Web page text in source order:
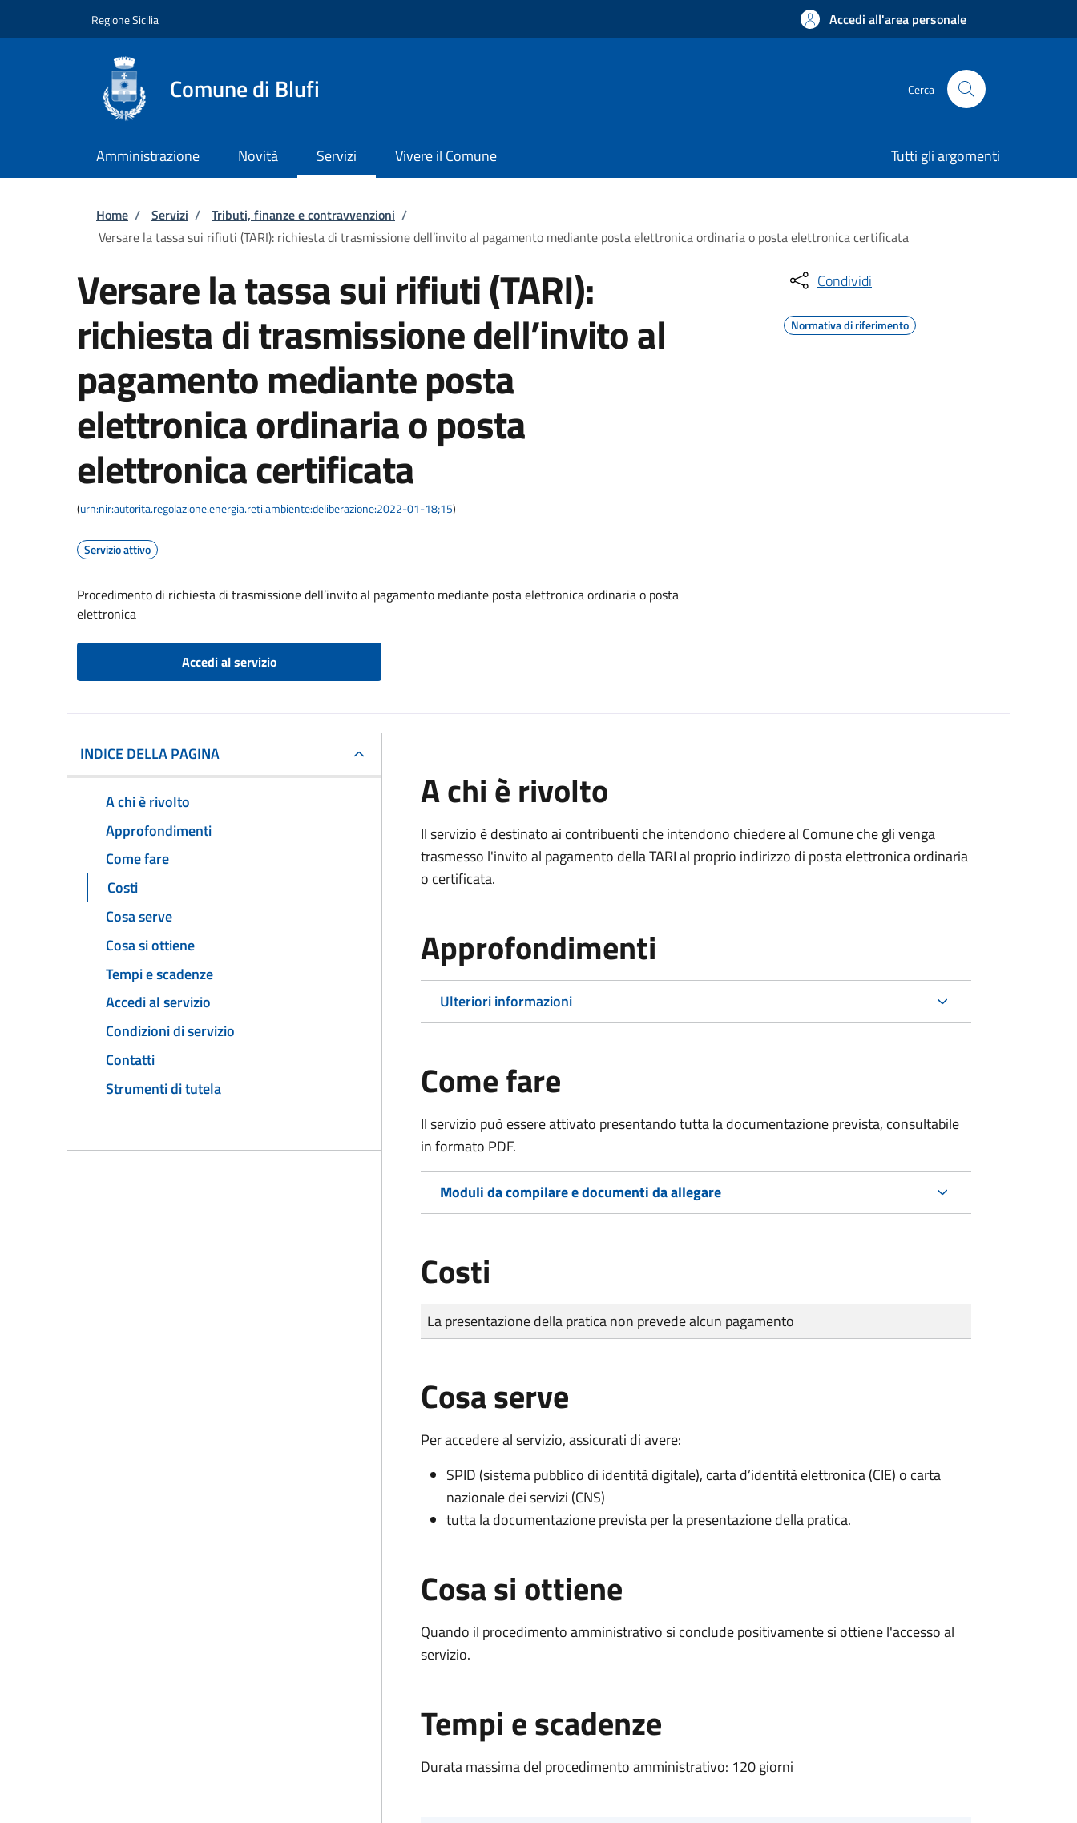
Regione Sicilia Accedi all'area personale
Comune di Blufi Cerca
Amministrazione Novità Servizi Vivere il Comune Tutti gli argomenti
Briciole di pane
Home / Servizi / Tributi, finanze e contravvenzioni /
Versare la tassa sui rifiuti (TARI): richiesta di trasmissione dell’invito al pagamento mediante posta elettronica ordinaria o posta elettronica certificata
Versare la tassa sui rifiuti (TARI):
richiesta di trasmissione dell’invito al
pagamento mediante posta
elettronica ordinaria o posta
elettronica certificata
(urn:nir:autorita.regolazione.energia.reti.ambiente:deliberazione:2022-01-18;15)
Servizio attivo
Procedimento di richiesta di trasmissione dell’invito al pagamento mediante posta elettronica ordinaria o posta
elettronica
Accedi al servizio
Condividi
Normativa di riferimento
INDICE DELLA PAGINA
A chi è rivolto
Approfondimenti
Come fare
Costi
Cosa serve
Cosa si ottiene
Tempi e scadenze
Accedi al servizio
Condizioni di servizio
Contatti
Strumenti di tutela
A chi è rivolto
Il servizio è destinato ai contribuenti che intendono chiedere al Comune che gli venga
trasmesso l'invito al pagamento della TARI al proprio indirizzo di posta elettronica ordinaria
o certificata.
Approfondimenti
Ulteriori informazioni
Come fare
Il servizio può essere attivato presentando tutta la documentazione prevista, consultabile
in formato PDF.
Moduli da compilare e documenti da allegare
Costi
Tipo di pagamento
Importo
La presentazione della pratica non prevede alcun pagamento
Cosa serve
Per accedere al servizio, assicurati di avere:
SPID (sistema pubblico di identità digitale), carta d’identità elettronica (CIE) o carta
nazionale dei servizi (CNS)
tutta la documentazione prevista per la presentazione della pratica.
Cosa si ottiene
Quando il procedimento amministrativo si conclude positivamente si ottiene l'accesso al
servizio.
Tempi e scadenze
Durata massima del procedimento amministrativo: 120 giorni